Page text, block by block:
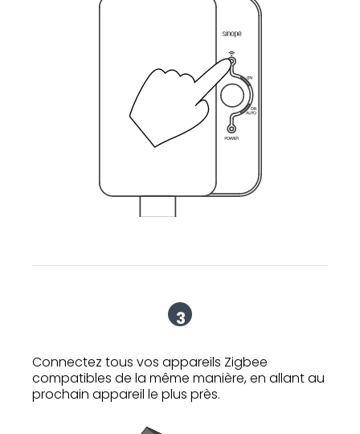
3
Connectez tous vos appareils Zigbee
compatibles de la même manière, en allant au
prochain appareil le plus près.